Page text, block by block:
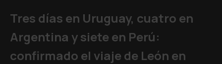
Tres días en Uruguay, cuatro en
Argentina y siete en Perú:
confirmado el viaje de León en